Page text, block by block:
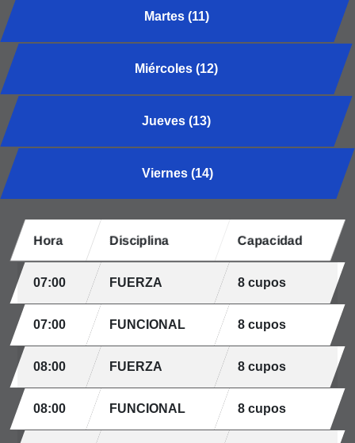
Martes (11)
Miércoles (12)
Jueves (13)
Viernes (14)
Hora Disciplina Capacidad
07:00 FUERZA 8 cupos
07:00 FUNCIONAL 8 cupos
08:00 FUERZA 8 cupos
08:00 FUNCIONAL 8 cupos